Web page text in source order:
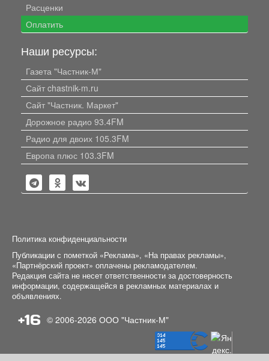
Расценки
Оплатить
Наши ресурсы:
Газета "Частник-М"
Сайт chastnik-m.ru
Сайт "Частник. Маркет"
Дорожное радио 93.4FM
Радио для двоих 105.3FM
Европа плюс 103.3FM
Политика конфиденциальности
Публикации с пометкой «Реклама», «На правах рекламы»,
«Партнёрский проект» оплачены рекламодателем.
Редакция сайта не несет ответственности за достоверность
информации, содержащейся в рекламных материалах и
объявлениях.
+16 © 2006-2026 ООО "Частник-М"